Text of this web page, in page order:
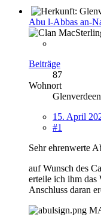
Abu l-Abbas an-
Beiträge
87
Wohnort
Glenverdeen
15. April
#1
Sehr ehrenwerte
auf Wunsch des
erteile ich ihm
Anschluss daran